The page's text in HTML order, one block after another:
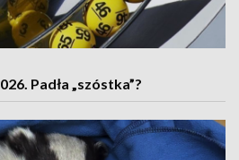
Padła „szóstka”?